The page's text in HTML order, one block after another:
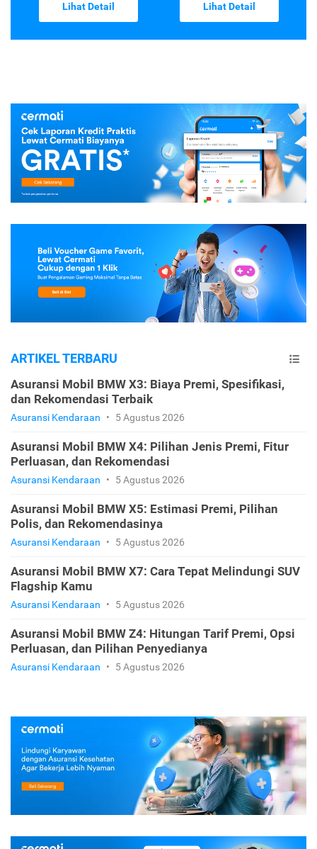
Lihat Detail Lihat Detail
ARTIKEL TERBARU
Asuransi Mobil BMW X3: Biaya Premi, Spesifikasi,
dan Rekomendasi Terbaik
Asuransi Kendaraan • 5 Agustus 2026
Asuransi Mobil BMW X4: Pilihan Jenis Premi, Fitur
Perluasan, dan Rekomendasi
Asuransi Kendaraan • 5 Agustus 2026
Asuransi Mobil BMW X5: Estimasi Premi, Pilihan
Polis, dan Rekomendasinya
Asuransi Kendaraan • 5 Agustus 2026
Asuransi Mobil BMW X7: Cara Tepat Melindungi SUV
Flagship Kamu
Asuransi Kendaraan • 5 Agustus 2026
Asuransi Mobil BMW Z4: Hitungan Tarif Premi, Opsi
Perluasan, dan Pilihan Penyedianya
Asuransi Kendaraan • 5 Agustus 2026